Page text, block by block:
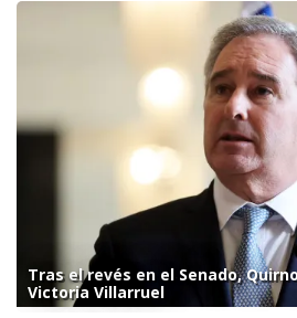
Tras el revés en el Senado,
Victoria Villarruel